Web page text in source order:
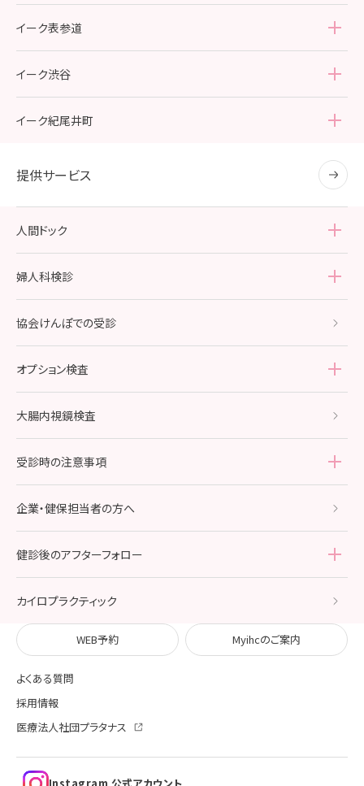
WEB予約 Myihcのご案内
よくある質問
採用情報
医療法人社団プラタナス
アクセス・診療時間
院内紹介
アクセス・診療時間
イーク表参道
院内紹介
アクセス・診療時間
イーク渋谷
院内紹介
イーク紀尾井町
アクセス・診療時間
提供サービス
人間ドック
人間ドック
レディースドック・ライト
レディースドック・プレミアム
レディースドック・ブライダル
受診特典
人間ドック受診の流れ
婦人科検診
婦人科検診TOP
乳がん検診
協会けんぽでの受診
オプション検査
オプション検査
ブライダルチェック
大腸内視鏡検査
受診時の注意事項
受診時の注意事項TOP
鎮静剤使用胃カメラ検査の
企業・健保担当者の方へ
健診後のアフターフォロー
健診後のアフターフォロー
イーク婦人科オンライン相談室
検査結果報告書の見方
外来診療
内科
カイロプラクティック